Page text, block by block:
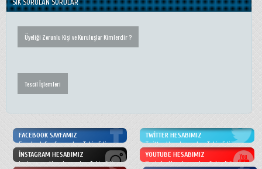
SIK SORULAN SORULAR
Üyeliği Zorunlu Kişi ve Kuruluşlar Kimlerdir ?
Tescil İşlemleri
Mühtahsil Liste Örneği
FACEBOOK SAYFAMIZ
Facebook Sayfamızdan Takip Edin
TWITTER HESABIMIZ
Twitter Hesabımızdan Takip Edin
İNSTAGRAM HESABIMIZ
Instagram Hesabımızdan Takip Edin
YOUTUBE HESABIMIZ
Youtube Hesabımızdan Takip Edin